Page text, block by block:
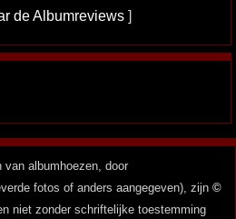
de Albumreviews ]
albumhoezen, door
fotos of anders aangegeven), zijn ©
niet zonder schriftelijke toestemming